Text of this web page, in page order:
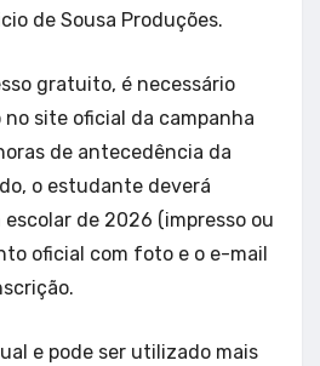
de Sousa Produções.
gratuito, é necessário
site oficial da campanha
de antecedência da
o estudante deverá
de 2026 (impresso ou
oficial com foto e o e-mail
e pode ser utilizado mais